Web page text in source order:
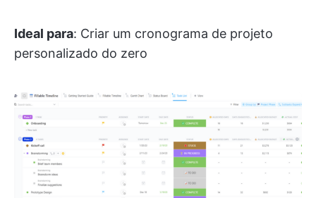
Ideal para: Criar um cronograma de projeto
personalizado do zero